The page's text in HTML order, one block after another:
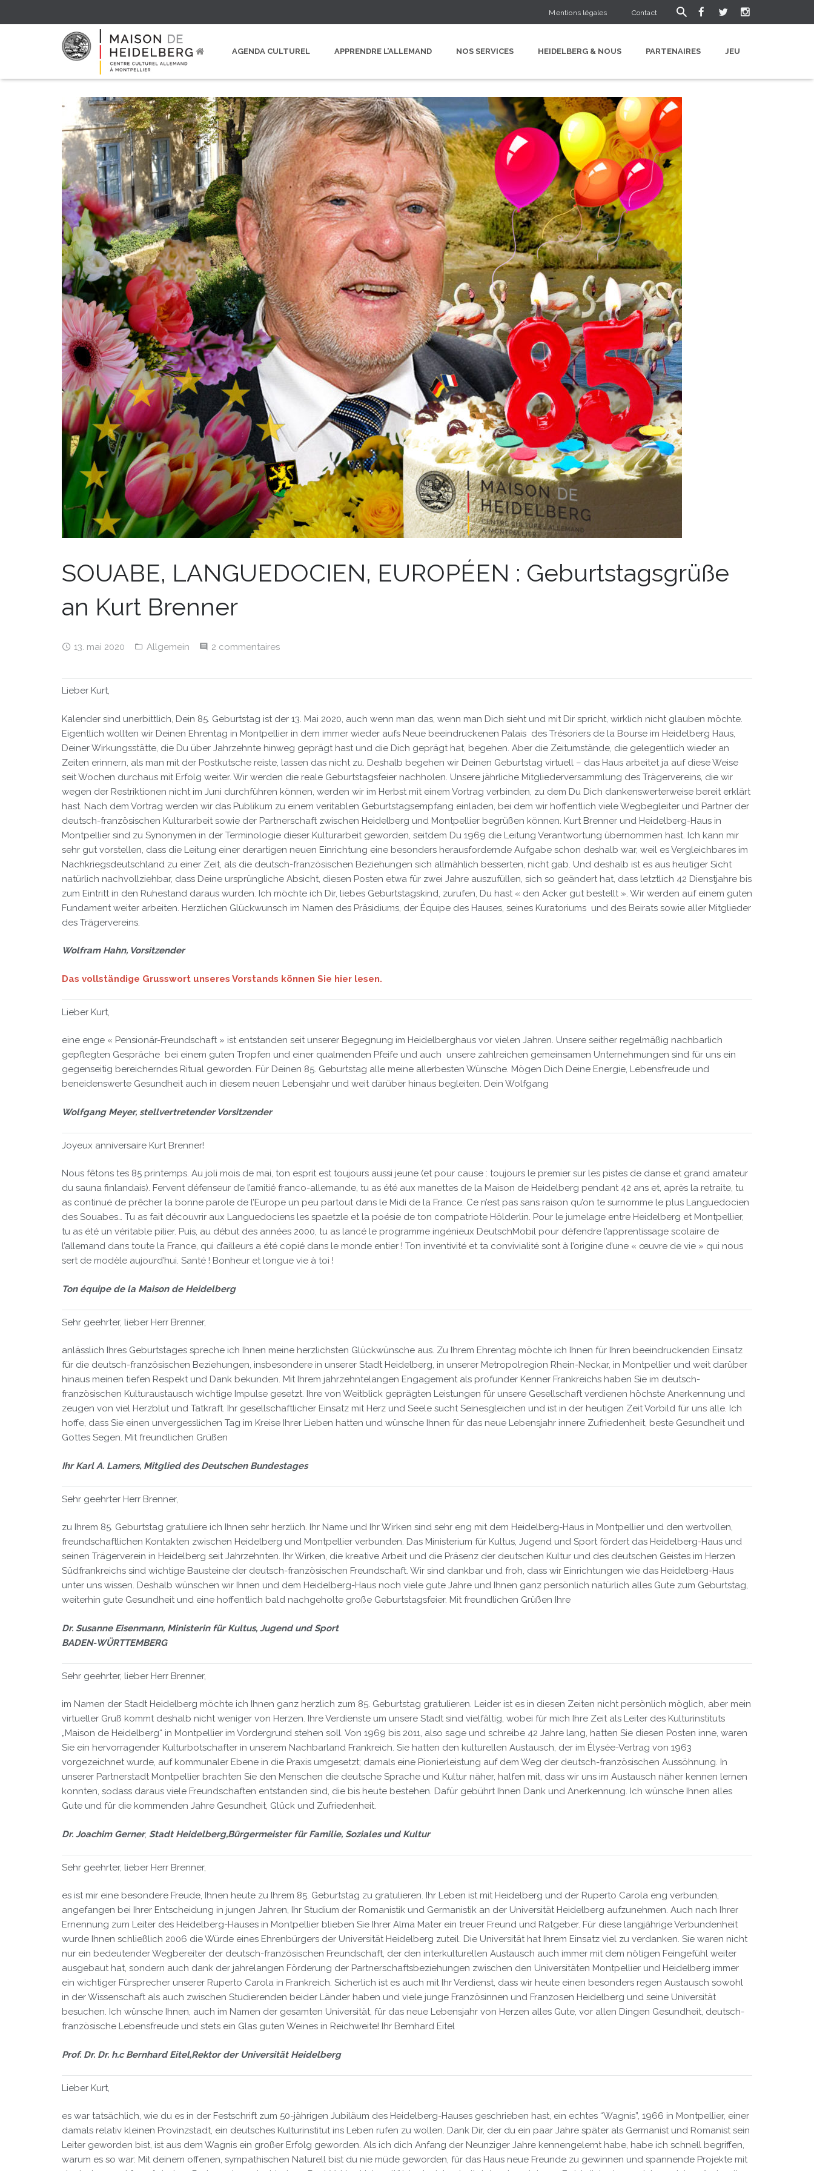
Mentions légales Contact
AGENDA CULTUREL APPRENDRE L’ALLEMAND NOS SERVICES HEIDELBERG & NOUS PARTENAIRES JEU
SOUABE, LANGUEDOCIEN, EUROPÉEN : Geburtstagsgrüße
an Kurt Brenner
13. mai 2020 Allgemein 2 commentaires
Lieber Kurt,
Kalender sind unerbittlich, Dein 85. Geburtstag ist der 13. Mai 2020, auch wenn man das, wenn man Dich sieht und mit Dir spricht, wirklich nicht glauben möchte.
Eigentlich wollten wir Deinen Ehrentag in Montpellier in dem immer wieder aufs Neue beeindruckenen Palais des Trésoriers de la Bourse im Heidelberg Haus,
Deiner Wirkungsstätte, die Du über Jahrzehnte hinweg geprägt hast und die Dich geprägt hat, begehen. Aber die Zeitumstände, die gelegentlich wieder an
Zeiten erinnern, als man mit der Postkutsche reiste, lassen das nicht zu. Deshalb begehen wir Deinen Geburtstag virtuell – das Haus arbeitet ja auf diese Weise
seit Wochen durchaus mit Erfolg weiter. Wir werden die reale Geburtstagsfeier nachholen. Unsere jährliche Mitgliederversammlung des Trägervereins, die wir
wegen der Restriktionen nicht im Juni durchführen können, werden wir im Herbst mit einem Vortrag verbinden, zu dem Du Dich dankenswerterweise bereit erklärt
hast. Nach dem Vortrag werden wir das Publikum zu einem veritablen Geburtstagsempfang einladen, bei dem wir hoffentlich viele Wegbegleiter und Partner der
deutsch-französischen Kulturarbeit sowie der Partnerschaft zwischen Heidelberg und Montpellier begrüßen können. Kurt Brenner und Heidelberg-Haus in
Montpellier sind zu Synonymen in der Terminologie dieser Kulturarbeit geworden, seitdem Du 1969 die Leitung Verantwortung übernommen hast. Ich kann mir
sehr gut vorstellen, dass die Leitung einer derartigen neuen Einrichtung eine besonders herausfordernde Aufgabe schon deshalb war, weil es Vergleichbares im
Nachkriegsdeutschland zu einer Zeit, als die deutsch-französischen Beziehungen sich allmählich besserten, nicht gab. Und deshalb ist es aus heutiger Sicht
natürlich nachvollziehbar, dass Deine ursprüngliche Absicht, diesen Posten etwa für zwei Jahre auszufüllen, sich so geändert hat, dass letztlich 42 Dienstjahre bis
zum Eintritt in den Ruhestand daraus wurden. Ich möchte ich Dir, liebes Geburtstagskind, zurufen, Du hast « den Acker gut bestellt ». Wir werden auf einem guten
Fundament weiter arbeiten. Herzlichen Glückwunsch im Namen des Präsidiums, der Équipe des Hauses, seines Kuratoriums und des Beirats sowie aller Mitglieder
des Trägervereins.
Wolfram Hahn, Vorsitzender
Das vollständige Grusswort unseres Vorstands können Sie hier lesen.
Lieber Kurt,
eine enge « Pensionär-Freundschaft » ist entstanden seit unserer Begegnung im Heidelberghaus vor vielen Jahren. Unsere seither regelmäßig nachbarlich
gepflegten Gespräche bei einem guten Tropfen und einer qualmenden Pfeife und auch unsere zahlreichen gemeinsamen Unternehmungen sind für uns ein
gegenseitig bereicherndes Ritual geworden. Für Deinen 85. Geburtstag alle meine allerbesten Wünsche. Mögen Dich Deine Energie, Lebensfreude und
beneidenswerte Gesundheit auch in diesem neuen Lebensjahr und weit darüber hinaus begleiten. Dein Wolfgang
Wolfgang Meyer, stellvertretender Vorsitzender
Joyeux anniversaire Kurt Brenner!
Nous fêtons tes 85 printemps. Au joli mois de mai, ton esprit est toujours aussi jeune (et pour cause : toujours le premier sur les pistes de danse et grand amateur
du sauna finlandais). Fervent défenseur de l’amitié franco-allemande, tu as été aux manettes de la Maison de Heidelberg pendant 42 ans et, après la retraite, tu
as continué de prêcher la bonne parole de l’Europe un peu partout dans le Midi de la France. Ce n’est pas sans raison qu’on te surnomme le plus Languedocien
des Souabes… Tu as fait découvrir aux Languedociens les spaetzle et la poésie de ton compatriote Hölderlin. Pour le jumelage entre Heidelberg et Montpellier,
tu as été un véritable pilier. Puis, au début des années 2000, tu as lancé le programme ingénieux DeutschMobil pour défendre l’apprentissage scolaire de
l’allemand dans toute la France, qui d’ailleurs a été copié dans le monde entier ! Ton inventivité et ta convivialité sont à l’origine d’une « œuvre de vie » qui nous
sert de modèle aujourd’hui. Santé ! Bonheur et longue vie à toi !
Ton équipe de la Maison de Heidelberg
Sehr geehrter, lieber Herr Brenner,
anlässlich Ihres Geburtstages spreche ich Ihnen meine herzlichsten Glückwünsche aus. Zu Ihrem Ehrentag möchte ich Ihnen für Ihren beeindruckenden Einsatz
für die deutsch-französischen Beziehungen, insbesondere in unserer Stadt Heidelberg, in unserer Metropolregion Rhein-Neckar, in Montpellier und weit darüber
hinaus meinen tiefen Respekt und Dank bekunden. Mit Ihrem jahrzehntelangen Engagement als profunder Kenner Frankreichs haben Sie im deutsch-
französischen Kulturaustausch wichtige Impulse gesetzt. Ihre von Weitblick geprägten Leistungen für unsere Gesellschaft verdienen höchste Anerkennung und
zeugen von viel Herzblut und Tatkraft. Ihr gesellschaftlicher Einsatz mit Herz und Seele sucht Seinesgleichen und ist in der heutigen Zeit Vorbild für uns alle. Ich
hoffe, dass Sie einen unvergesslichen Tag im Kreise Ihrer Lieben hatten und wünsche Ihnen für das neue Lebensjahr innere Zufriedenheit, beste Gesundheit und
Gottes Segen. Mit freundlichen Grüßen
Ihr Karl A. Lamers, Mitglied des Deutschen Bundestages
Sehr geehrter Herr Brenner,
zu Ihrem 85. Geburtstag gratuliere ich Ihnen sehr herzlich. Ihr Name und Ihr Wirken sind sehr eng mit dem Heidelberg-Haus in Montpellier und den wertvollen,
freundschaftlichen Kontakten zwischen Heidelberg und Montpellier verbunden. Das Ministerium für Kultus, Jugend und Sport fördert das Heidelberg-Haus und
seinen Trägerverein in Heidelberg seit Jahrzehnten. Ihr Wirken, die kreative Arbeit und die Präsenz der deutschen Kultur und des deutschen Geistes im Herzen
Südfrankreichs sind wichtige Bausteine der deutsch-französischen Freundschaft. Wir sind dankbar und froh, dass wir Einrichtungen wie das Heidelberg-Haus
unter uns wissen. Deshalb wünschen wir Ihnen und dem Heidelberg-Haus noch viele gute Jahre und Ihnen ganz persönlich natürlich alles Gute zum Geburtstag,
weiterhin gute Gesundheit und eine hoffentlich bald nachgeholte große Geburtstagsfeier. Mit freundlichen Grüßen Ihre
Dr. Susanne Eisenmann, Ministerin für Kultus, Jugend und Sport
BADEN-WÜRTTEMBERG
Sehr geehrter, lieber Herr Brenner,
im Namen der Stadt Heidelberg möchte ich Ihnen ganz herzlich zum 85. Geburtstag gratulieren. Leider ist es in diesen Zeiten nicht persönlich möglich, aber mein
virtueller Gruß kommt deshalb nicht weniger von Herzen. Ihre Verdienste um unsere Stadt sind vielfältig, wobei für mich Ihre Zeit als Leiter des Kulturinstituts
„Maison de Heidelberg“ in Montpellier im Vordergrund stehen soll. Von 1969 bis 2011, also sage und schreibe 42 Jahre lang, hatten Sie diesen Posten inne, waren
Sie ein hervorragender Kulturbotschafter in unserem Nachbarland Frankreich. Sie hatten den kulturellen Austausch, der im Élysée-Vertrag von 1963
vorgezeichnet wurde, auf kommunaler Ebene in die Praxis umgesetzt; damals eine Pionierleistung auf dem Weg der deutsch-französischen Aussöhnung. In
unserer Partnerstadt Montpellier brachten Sie den Menschen die deutsche Sprache und Kultur näher, halfen mit, dass wir uns im Austausch näher kennen lernen
konnten, sodass daraus viele Freundschaften entstanden sind, die bis heute bestehen. Dafür gebührt Ihnen Dank und Anerkennung. Ich wünsche Ihnen alles
Gute und für die kommenden Jahre Gesundheit, Glück und Zufriedenheit.
Dr. Joachim Gerner, Stadt Heidelberg,Bürgermeister für Familie, Soziales und Kultur
Sehr geehrter, lieber Herr Brenner,
es ist mir eine besondere Freude, Ihnen heute zu Ihrem 85. Geburtstag zu gratulieren. Ihr Leben ist mit Heidelberg und der Ruperto Carola eng verbunden,
angefangen bei Ihrer Entscheidung in jungen Jahren, Ihr Studium der Romanistik und Germanistik an der Universität Heidelberg aufzunehmen. Auch nach Ihrer
Ernennung zum Leiter des Heidelberg-Hauses in Montpellier blieben Sie Ihrer Alma Mater ein treuer Freund und Ratgeber. Für diese langjährige Verbundenheit
wurde Ihnen schließlich 2006 die Würde eines Ehrenbürgers der Universität Heidelberg zuteil. Die Universität hat Ihrem Einsatz viel zu verdanken. Sie waren nicht
nur ein bedeutender Wegbereiter der deutsch-französischen Freundschaft, der den interkulturellen Austausch auch immer mit dem nötigen Feingefühl weiter
ausgebaut hat, sondern auch dank der jahrelangen Förderung der Partnerschaftsbeziehungen zwischen den Universitäten Montpellier und Heidelberg immer
ein wichtiger Fürsprecher unserer Ruperto Carola in Frankreich. Sicherlich ist es auch mit Ihr Verdienst, dass wir heute einen besonders regen Austausch sowohl
in der Wissenschaft als auch zwischen Studierenden beider Länder haben und viele junge Französinnen und Franzosen Heidelberg und seine Universität
besuchen. Ich wünsche Ihnen, auch im Namen der gesamten Universität, für das neue Lebensjahr von Herzen alles Gute, vor allen Dingen Gesundheit, deutsch-
französische Lebensfreude und stets ein Glas guten Weines in Reichweite! Ihr Bernhard Eitel
Prof. Dr. Dr. h.c Bernhard Eitel,Rektor der Universität Heidelberg
Lieber Kurt,
es war tatsächlich, wie du es in der Festschrift zum 50-jährigen Jubiläum des Heidelberg-Hauses geschrieben hast, ein echtes “Wagnis”, 1966 in Montpellier, einer
damals relativ kleinen Provinzstadt, ein deutsches Kulturinstitut ins Leben rufen zu wollen. Dank Dir, der du ein paar Jahre später als Germanist und Romanist sein
Leiter geworden bist, ist aus dem Wagnis ein großer Erfolg geworden. Als ich dich Anfang der Neunziger Jahre kennengelernt habe, habe ich schnell begriffen,
warum es so war: Mit deinem offenen, sympathischen Naturell bist du nie müde geworden, für das Haus neue Freunde zu gewinnen und spannende Projekte mit